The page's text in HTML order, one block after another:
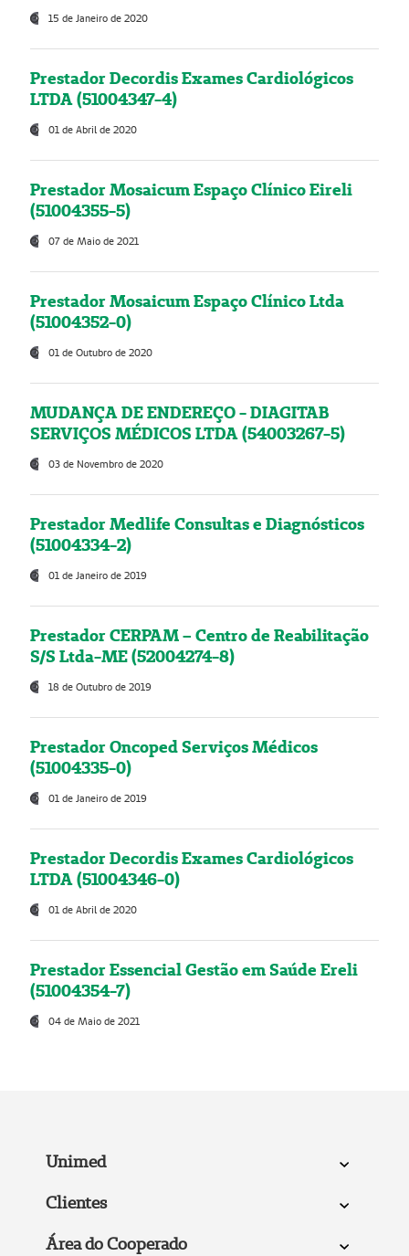
15 de Janeiro de 2020
Prestador Decordis Exames Cardiológicos
LTDA (51004347-4)
01 de Abril de 2020
Prestador Mosaicum Espaço Clínico Eireli
(51004355-5)
07 de Maio de 2021
Prestador Mosaicum Espaço Clínico Ltda
(51004352-0)
01 de Outubro de 2020
MUDANÇA DE ENDEREÇO - DIAGITAB
SERVIÇOS MÉDICOS LTDA (54003267-5)
03 de Novembro de 2020
Prestador Medlife Consultas e Diagnósticos
(51004334-2)
01 de Janeiro de 2019
Prestador CERPAM – Centro de Reabilitação
S/S Ltda-ME (52004274-8)
18 de Outubro de 2019
Prestador Oncoped Serviços Médicos
(51004335-0)
01 de Janeiro de 2019
Prestador Decordis Exames Cardiológicos
LTDA (51004346-0)
01 de Abril de 2020
Prestador Essencial Gestão em Saúde Ereli
(51004354-7)
04 de Maio de 2021
Unimed
Clientes
Área do Cooperado